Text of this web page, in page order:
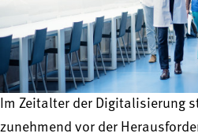
Im Zeitalter der Digitalisierung
zunehmend vor der